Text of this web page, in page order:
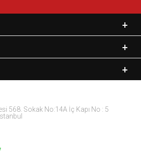
568. Sokak No:14A İç Kapı No : 5